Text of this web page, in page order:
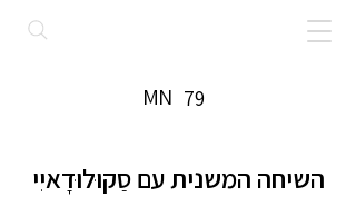
79
MN
השיחה המשנית עם סַקוּלוּדָאיִי